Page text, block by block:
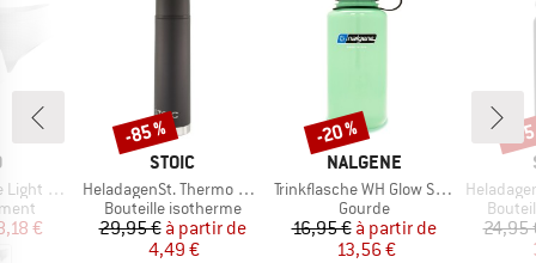
2 Pack
réduit
€
MARQUE
STOIC
Article
HeladagenSt. Thermo Bottle
Product group
Bouteille isotherme
Prix
29,95 € Prix réduit
à partir de
4,49 €
Remise
-85 %
MARQUE
NALGENE
Article
Trinkflasche WH Glow Sustain
Product group
Gourde
Prix
16,95 € Prix réduit
à partir de
13,56 €
Remise
-20 %
Article
HeladagenSt.
24,95
-